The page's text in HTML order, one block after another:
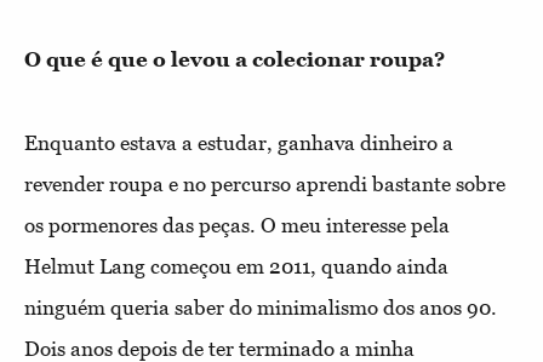
O que é que o levou a colecionar roupa?
Enquanto estava a estudar, ganhava dinheiro a
revender roupa e no percurso aprendi bastante sobre
os pormenores das peças. O meu interesse pela
Helmut Lang começou em 2011, quando ainda
ninguém queria saber do minimalismo dos anos 90.
Dois anos depois de ter terminado a minha